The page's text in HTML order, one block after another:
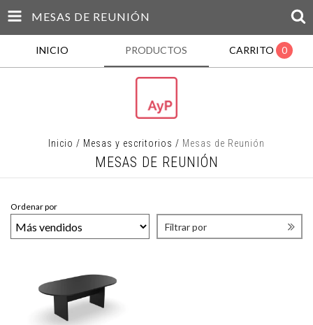
MESAS DE REUNIÓN
INICIO PRODUCTOS CARRITO 0
Inicio / Mesas y escritorios / Mesas de Reunión
MESAS DE REUNIÓN
Ordenar por
Filtrar por